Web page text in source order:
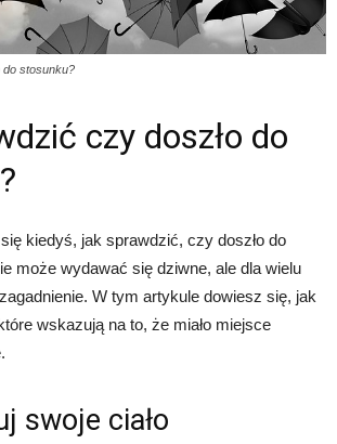
do stosunku?
czy doszło do
kiedyś, jak sprawdzić, czy doszło do
może wydawać się dziwne, ale dla wielu
W tym artykule dowiesz się, jak
wskazują na to, że miało miejsce
swoje ciało